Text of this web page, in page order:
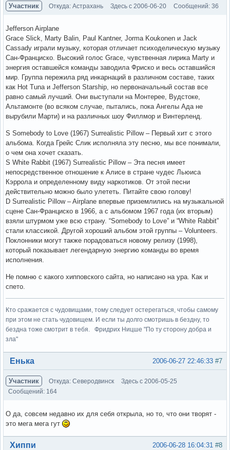
Участник Откуда: Астрахань Здесь с 2006-06-20 Сообщений: 36
Jefferson Airplane
Grace Slick, Marty Balin, Paul Kantner, Jorma Koukonen и Jack
Cassady играли музыку, которая отличает психоделическую музыку
Сан-Франциско. Высокий голос Grace, чувственная лирика Marty и
энергия оставшейся команды заводила Фриско и весь оставшийся
мир. Группа пережила ряд инкарнаций в различном составе, таких
как Hot Tuna и Jefferson Starship, но первоначальный состав все
равно самый лучший. Они выступали на Монтерее, Вудстоке,
Альтамонте (во всяком случае, пытались, пока Ангелы Ада не
вырубили Марти) и на различных шоу Филлмор и Винтерленд.
S Somebody to Love (1967) Surrealistic Pillow – Первый хит с этого
альбома. Когда Грейс Слик исполняла эту песню, мы все понимали,
о чем она хочет сказать.
S White Rabbit (1967) Surrealistic Pillow – Эта песня имеет
непосредственное отношение к Алисе в стране чудес Льюиса
Кэррола и определенному виду наркотиков. От этой песни
действительно можно было улететь. Питайте свою голову!
D Surrealistic Pillow – Airplane впервые приземлились на музыкальной
сцене Сан-Франциско в 1966, а с альбомом 1967 года (их вторым)
взяли штурмом уже всю страну. “Somebody to Love” и “White Rabbit”
стали классикой. Другой хороший альбом этой группы – Volunteers.
Поклонники могут также порадоваться новому релизу (1998),
который показывает легендарную энергию команды во время
исполнения.
Не помню с какого хипповского сайта, но написано на ура. Как и
спето.
Кто сражается с чудовищами, тому следует остерегаться, чтобы самому
при этом не стать чудовищем. И если ты долго смотришь в бездну, то
бездна тоже смотрит в тебя. Фридрих Ницше "По ту сторону добра и
зла"
Вне форума #7
2006-06-27 22:46:33
Енька
Участник Откуда: Северодвинск
Здесь с 2006-05-25
Сообщений: 164
О да, совсем недавно их для себя открыла, но то, что они творят -
это мега мега гут
Вне форума #8
2006-06-28 16:04:31
Хиппи